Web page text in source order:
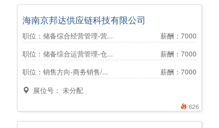
626
海南京邦达供应链科技有限公司
职位：储备综合经营管理-营...
薪酬：7000
职位：储备综合运营管理-仓...
薪酬：7000
职位：销售方向-商务销售/...
薪酬：7000
展位号： 未分配